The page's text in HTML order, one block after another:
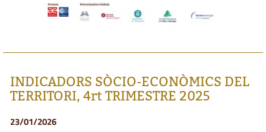
INDICADORS SÒCIO-ECONÒMICS DEL
TERRITORI, 4rt TRIMESTRE 2025
23/01/2026